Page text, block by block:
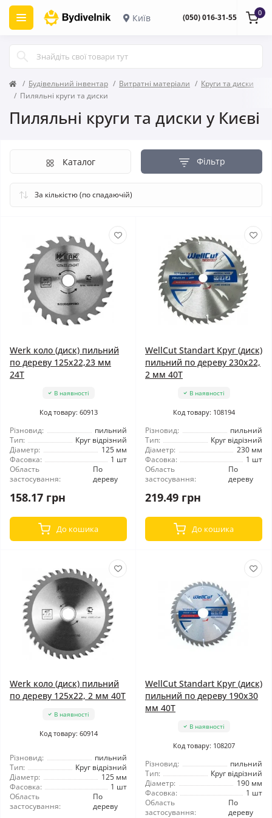
Київ (050) 016-31-55 0
Будівельний інвентар Витратні матеріали
Круги та диски
Пиляльні круги та диски
Пиляльні круги та диски у Києві
Фільтр
Каталог
Werk коло (диск) пильний
по дереву 125x22,23 мм
24Т
В наявності
Код товару: 60913
Різновид:
пильний
Тип:
Круг відрізний
Діаметр:
125 мм
Фасовка:
1 шт
Область
застосування:
По
дереву
158.17 грн
До кошика
WellCut Standart Круг (диск)
пильний по дереву 230x22,
2 мм 40Т
В наявності
Код товару: 108194
Різновид:
пильний
Тип:
Круг відрізний
Діаметр:
230 мм
Фасовка:
1 шт
Область
застосування:
По
дереву
219.49 грн
До кошика
Werk коло (диск) пильний
по дереву 125x22, 2 мм 40Т
В наявності
Код товару: 60914
Різновид:
пильний
Тип:
Круг відрізний
Діаметр:
125 мм
Фасовка:
1 шт
Область
застосування:
По
дереву
WellCut Standart Круг (диск)
пильний по дереву 190x30
мм 40Т
В наявності
Код товару: 108207
Різновид:
пильний
Тип:
Круг відрізний
Діаметр:
190 мм
Фасовка:
1 шт
Область
застосування:
По
дереву